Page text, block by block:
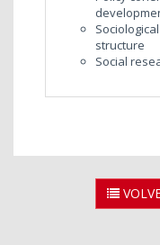
structure
Social